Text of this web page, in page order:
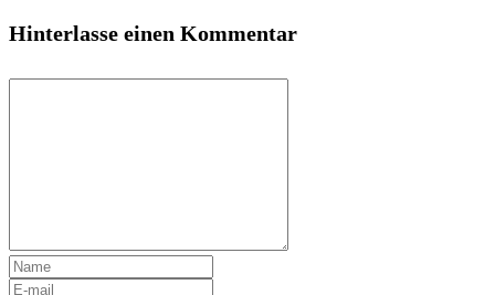
Hinterlasse einen Kommentar